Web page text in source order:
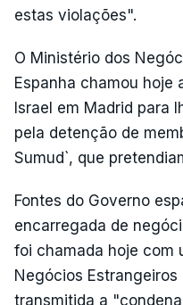
estas violações".
O Ministério dos
Espanha chamou hoje
Israel em Madrid para
pela detenção de
Sumud`, que
Fontes do Governo
encarregada de
foi chamada hoje com
Negócios Estrangeiros
transmitida a